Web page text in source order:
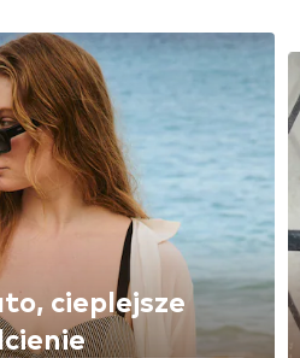
cieplejsze